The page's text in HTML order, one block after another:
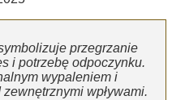
przegrzanie
i potrzebę odpoczynku.
wypaleniem i
wpływami.